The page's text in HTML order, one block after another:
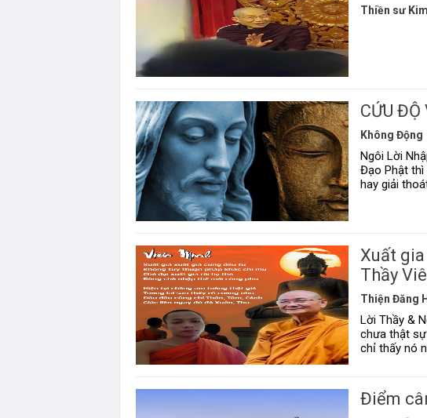
Thiền sư
CỨU ĐỘ
Không Động
Ngôi Lời
Đạo Phật
hay giải
Xuất
Thầy
Thiện Đăng
Lời Thầy &
chưa thật
chỉ thấy nó
Điểm